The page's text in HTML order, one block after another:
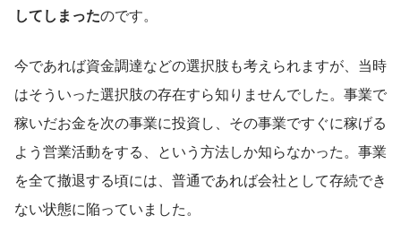
してしまったのです。
今であれば資金調達などの選択肢も考えられますが、当時
はそういった選択肢の存在すら知りませんでした。事業で
稼いだお金を次の事業に投資し、その事業ですぐに稼げる
よう営業活動をする、という方法しか知らなかった。事業
を全て撤退する頃には、普通であれば会社として存続でき
ない状態に陥っていました。